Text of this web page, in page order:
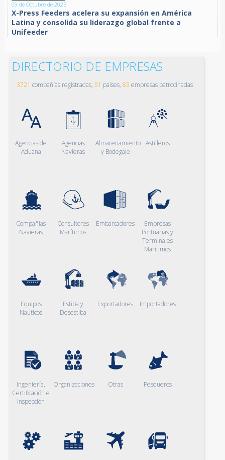
09 de Octubre de 2025
X-Press Feeders acelera su expansión en América
Latina y consolida su liderazgo global frente a
Unifeeder
DIRECTORIO DE EMPRESAS
3721 compañías registradas, 51 países, 83 empresas patrocinadas
Agencias de
Aduana
Agencias
Navieras
Almacenamiento
y Bodegaje
Astilleros
Compañías
Navieras
Consultores
Marítimos
Embarcadores
Empresas
Portuarias y
Terminales
Marítimos
Equipos
Naúticos
Estiba y
Desestiba
Exportadores Importadores
Ingeniería,
Certificación e
Inspección
Organizaciones Otras Pesqueros